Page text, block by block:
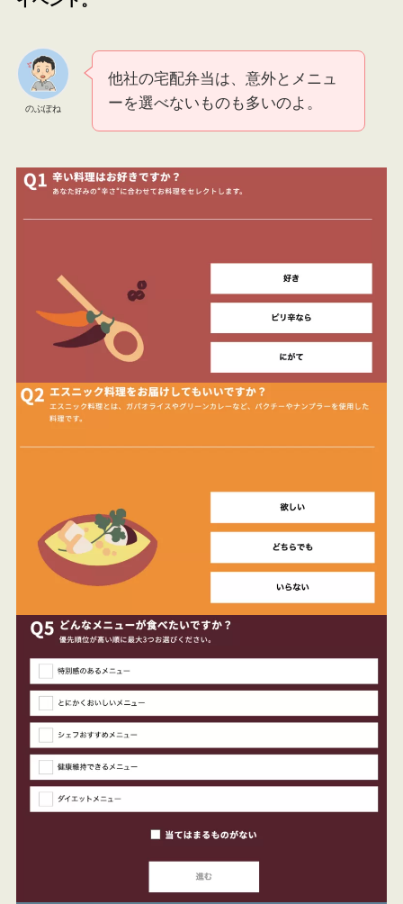
のぶぽね
他社の宅配弁当は、意外とメニュ
ーを選べないものも多いのよ。